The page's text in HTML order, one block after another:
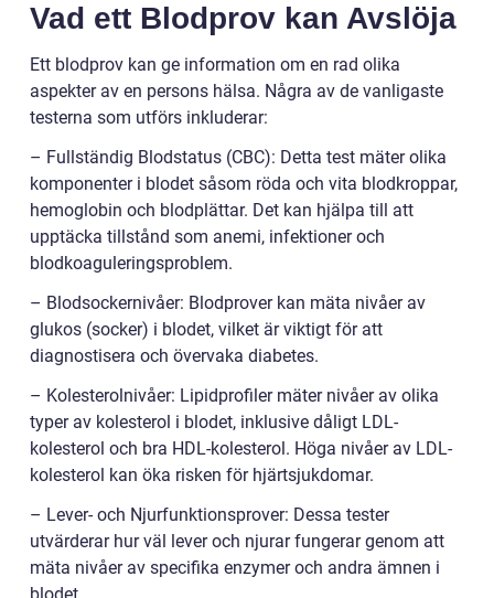
Vad ett Blodprov kan Avslöja
Ett blodprov kan ge information om en rad olika
aspekter av en persons hälsa. Några av de vanligaste
testerna som utförs inkluderar:
– Fullständig Blodstatus (CBC): Detta test mäter olika
komponenter i blodet såsom röda och vita blodkroppar,
hemoglobin och blodplättar. Det kan hjälpa till att
upptäcka tillstånd som anemi, infektioner och
blodkoaguleringsproblem.
– Blodsockernivåer: Blodprover kan mäta nivåer av
glukos (socker) i blodet, vilket är viktigt för att
diagnostisera och övervaka diabetes.
– Kolesterolnivåer: Lipidprofiler mäter nivåer av olika
typer av kolesterol i blodet, inklusive dåligt LDL-
kolesterol och bra HDL-kolesterol. Höga nivåer av LDL-
kolesterol kan öka risken för hjärtsjukdomar.
– Lever- och Njurfunktionsprover: Dessa tester
utvärderar hur väl lever och njurar fungerar genom att
mäta nivåer av specifika enzymer och andra ämnen i